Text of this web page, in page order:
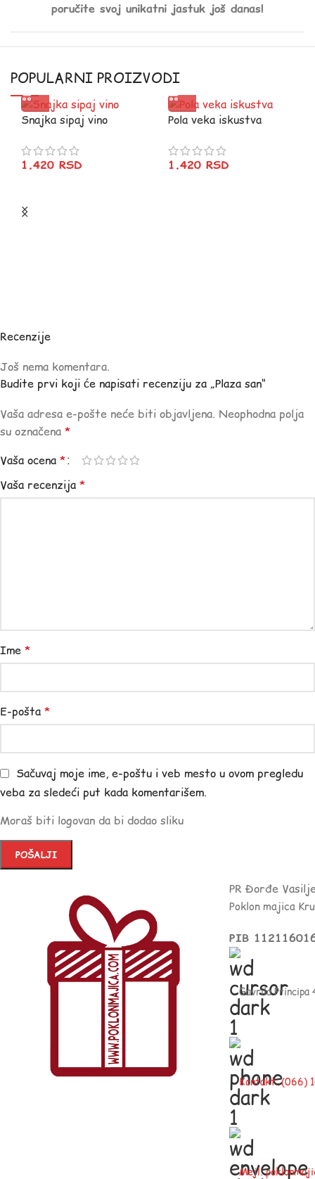
poručite svoj unikatni jastuk još danas!
POPULARNI PROIZVODI
Snajka sipaj vino
1.420 RSD
Pola veka iskustva
1.420 RSD
Recenzije
Još nema komentara.
Budite prvi koji će napisati recenziju za „Plaza san“
Vaša adresa e-pošte neće biti objavljena. Neophodna polja
su označena *
Vaša ocena *
Vaša recenzija *
Ime *
E-pošta *
Sačuvaj moje ime, e-poštu i veb mesto u ovom pregledu
veba za sledeći put kada komentarišem.
Moraš biti logovan da bi dodao sliku
PR Đorđe
Poklon majica
PIB
Gavrila Principa
Kontakt: (066)
Mejl: